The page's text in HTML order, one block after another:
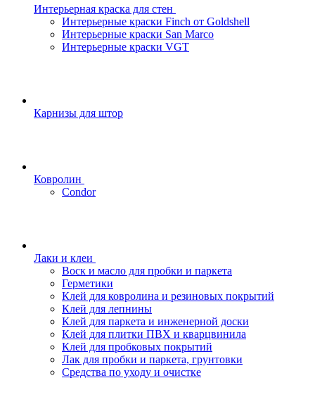
Интерьерная краска для стен
Интерьерные краски Finch от Goldshell
Интерьерные краски San Marco
Интерьерные краски VGT
Карнизы для штор
Ковролин
Condor
Лаки и клеи
Воск и масло для пробки и паркета
Герметики
Клей для ковролина и резиновых покрытий
Клей для лепнины
Клей для паркета и инженерной доски
Клей для плитки ПВХ и кварцвинила
Клей для пробковых покрытий
Лак для пробки и паркета, грунтовки
Средства по уходу и очистке